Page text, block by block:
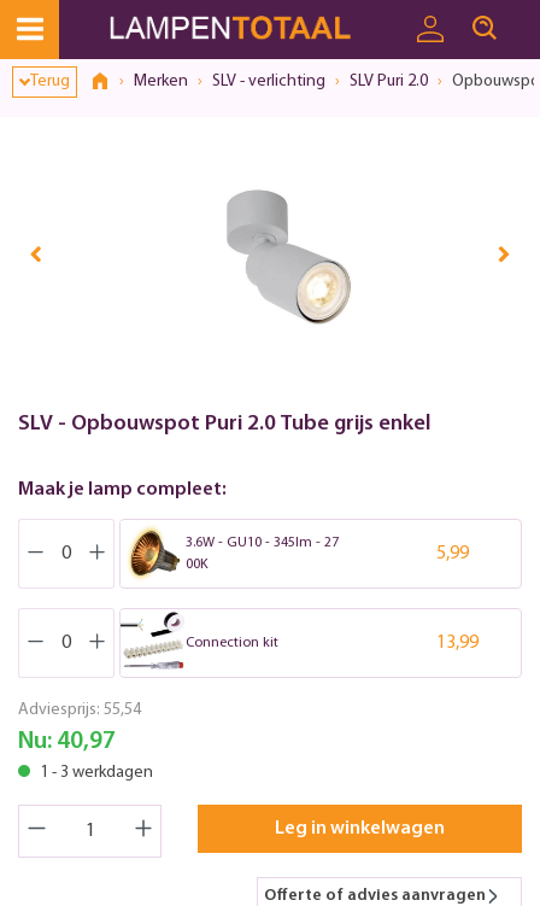
Terug Merken SLV - verlichting SLV Puri 2.0
SLV - Opbouwspot Puri 2.0 Tube grijs enkel
Maak je lamp compleet:
3.6W - GU10 - 345lm - 27
00K
5,99
Connection kit 13,99
Adviesprijs: 55,54
Nu: 40,97
1 - 3 werkdagen
Leg in winkelwagen
Offerte of advies aanvragen